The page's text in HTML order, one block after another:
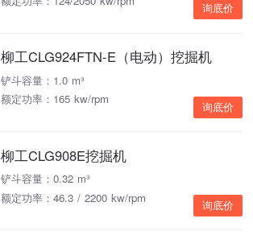
询底价
柳工CLG924FTN-E（电动）挖掘机
铲斗容量：1.0 m³
额定功率：165 kw/rpm
询底价
柳工CLG908E挖掘机
铲斗容量：0.32 m³
额定功率：46.3 / 2200 kw/rpm
询底价